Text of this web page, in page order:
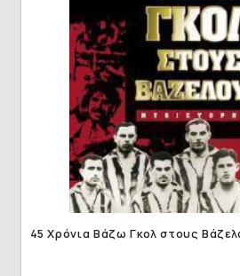
45 Χρόνια Βάζω Γκολ στους